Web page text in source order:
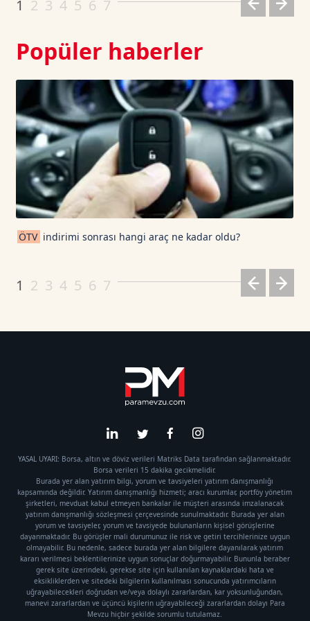
1 2 3 4 5 6 7
Popüler haberler
ÖTV indirimi sonrası hangi araç ne kadar oldu?
1 2 3 4 5 6 7
YASAL UYARI: Borsa, altın ve döviz verileri Matriks Data tarafından sağlanmaktadır.
Borsa verileri 15 dakika gecikmelidir.
Burada yer alan yatırım bilgi, yorum ve tavsiyeleri yatırım danışmanlığı
kapsamında değildir. Yatırım danışmanlığı hizmeti; aracı kurumlar, portföy yönetim
şirketleri, mevduat kabul etmeyen bankalar ile müşteri arasında imzalanacak
yatırım danışmanlığı sözleşmesi çerçevesinde sunulmaktadır. Burada yer alan
yorum ve tavsiyeler, yorum ve tavsiyede bulunanların kişisel görüşlerine
dayanmaktadır. Bu görüşler mali durumunuz ile risk ve getiri tercihlerinize uygun
olmayabilir. Bu nedenle, sadece burada yer alan bilgilere dayanılarak yatırım
kararı verilmesi beklentilerinize uygun sonuçlar doğurmayabilir. Bununla beraber
gerek site üzerindeki, gerekse site için kullanılan kaynaklardaki hata ve
eksikliklerden ve sitedeki bilgilerin kullanılması sonucunda yatırımcıların
uğrayabilecekleri doğrudan ve/veya dolaylı zararlardan, kar yoksunluğundan,
manevi zararlardan ve üçüncü kişilerin uğrayabileceği zararlardan dolayı Para
Mevzu hiçbir şekilde sorumlu tutulamaz.